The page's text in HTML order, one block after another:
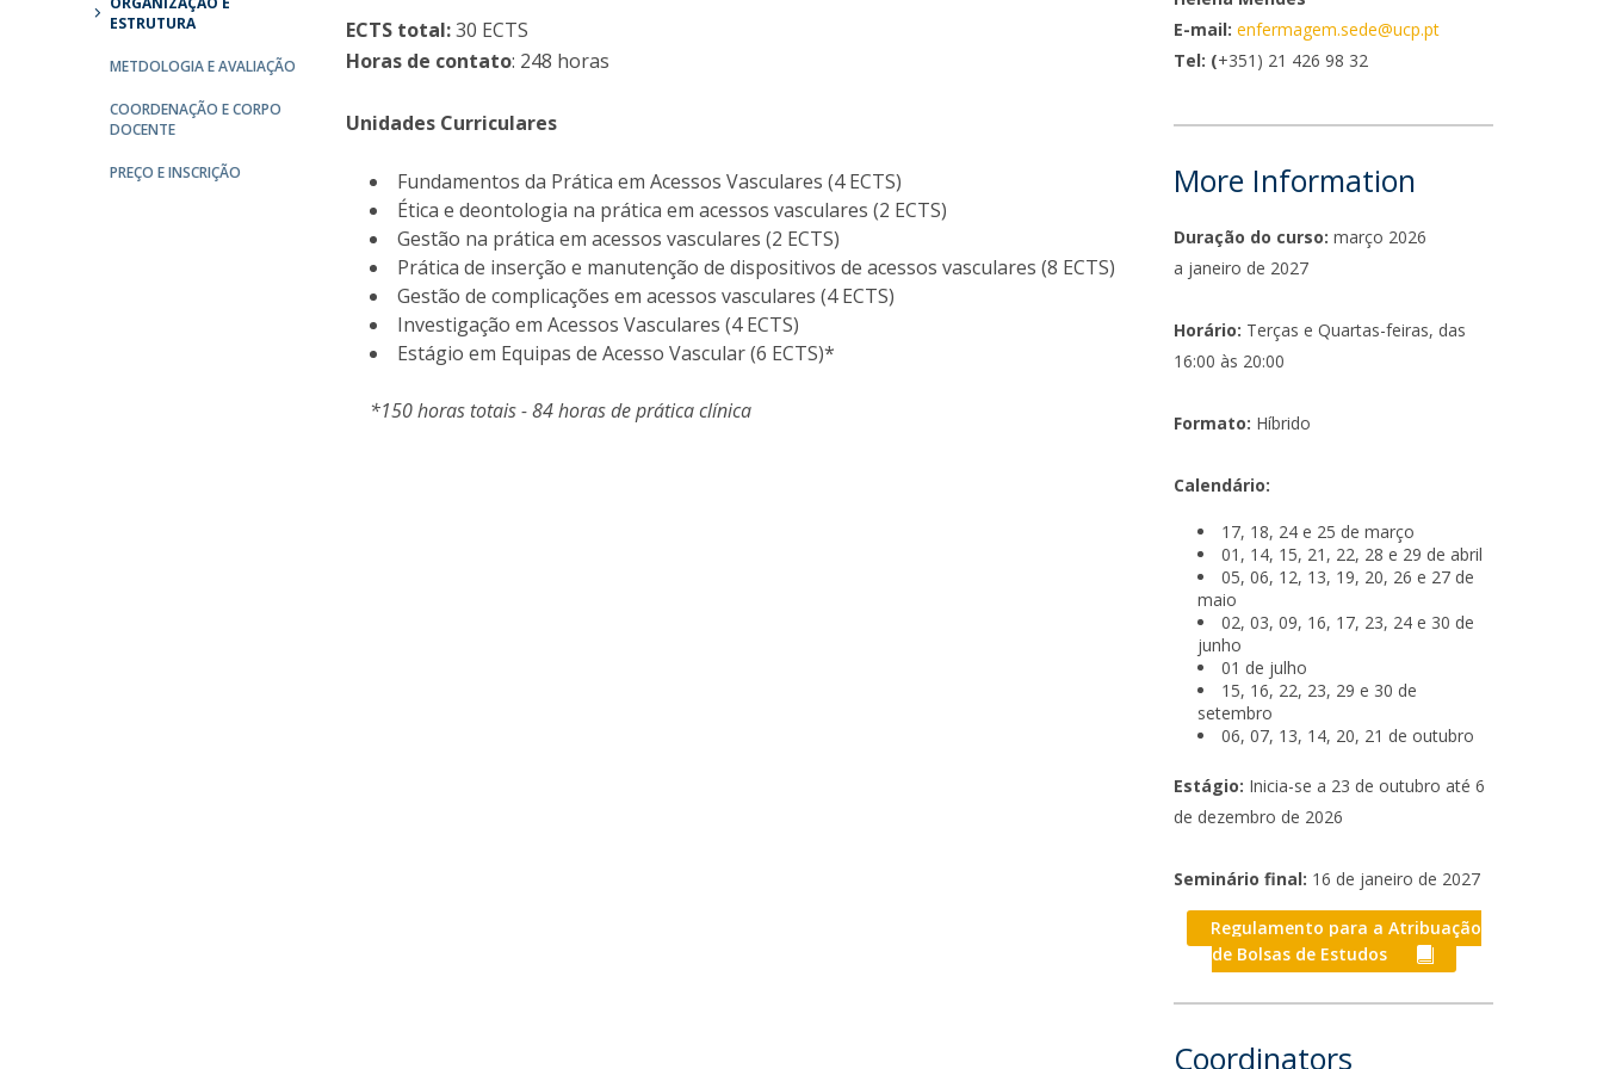
ESTRUTURA
METDOLOGIA E AVALIAÇÃO
COORDENAÇÃO E CORPO
DOCENTE
PREÇO E INSCRIÇÃO
ECTS total:30 ECTS
Horas de contato: 248 horas
Unidades Curriculares
Fundamentos da Prática em Acessos Vasculares (4 ECTS)
Ética e deontologia na prática em acessos vasculares (2 ECTS)
Gestão na prática em acessos vasculares (2 ECTS)
Prática de inserção e manutenção de dispositivos de acessos vasculares (8 ECTS)
Gestão de complicações em acessos vasculares (4 ECTS)
Investigação em Acessos Vasculares (4 ECTS)
Estágio em Equipas de Acesso Vascular (6 ECTS)*
*150 horas totais - 84 horas de prática clínica
E-mail:enfermagem.sede@ucp.pt
Tel: (+351) 21 426 98 32
More Information
Duração do curso: março 2026
a janeiro de 2027
Horário: Terças e Quartas-feiras, das
16:00 às 20:00
Formato: Híbrido
Calendário:
17, 18, 24 e 25 de março
01, 14, 15, 21, 22, 28 e 29 de abril
05, 06, 12, 13, 19, 20, 26 e 27 de
maio
02, 03, 09, 16, 17, 23, 24 e 30 de
junho
01 de julho
15, 16, 22, 23, 29 e 30 de
setembro
06, 07, 13, 14, 20, 21 de outubro
Estágio: Inicia-se a 23 de outubro até 6
de dezembro de 2026
Seminário final: 16 de janeiro de 2027
Regulamento para a Atribuação
de Bolsas de Estudos
Coordinators